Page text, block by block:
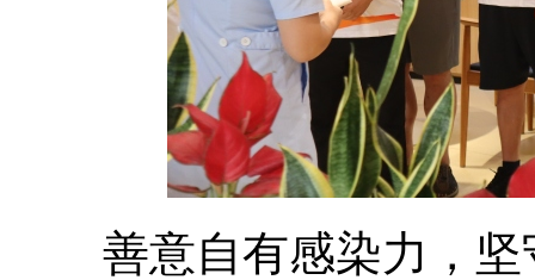
善意自有感染力，坚